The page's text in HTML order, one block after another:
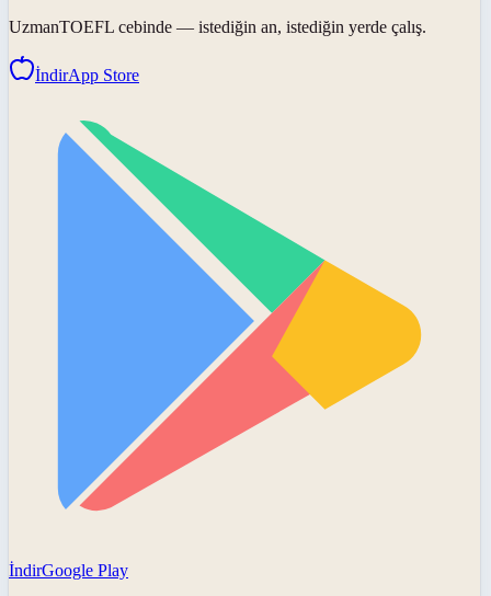
UzmanTOEFL cebinde — istediğin an, istediğin yerde çalış.
İndirApp Store
İndirGoogle Play